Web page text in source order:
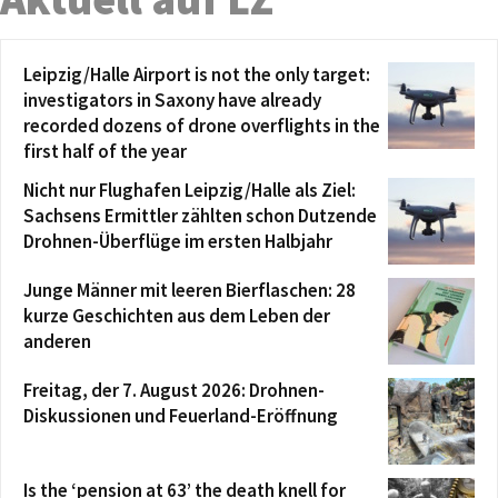
Leipzig/Halle Airport is not the only target:
investigators in Saxony have already
recorded dozens of drone overflights in the
first half of the year
Nicht nur Flughafen Leipzig/Halle als Ziel:
Sachsens Ermittler zählten schon Dutzende
Drohnen-Überflüge im ersten Halbjahr
Junge Männer mit leeren Bierflaschen: 28
kurze Geschichten aus dem Leben der
anderen
Freitag, der 7. August 2026: Drohnen-
Diskussionen und Feuerland-Eröffnung
Is the ‘pension at 63’ the death knell for